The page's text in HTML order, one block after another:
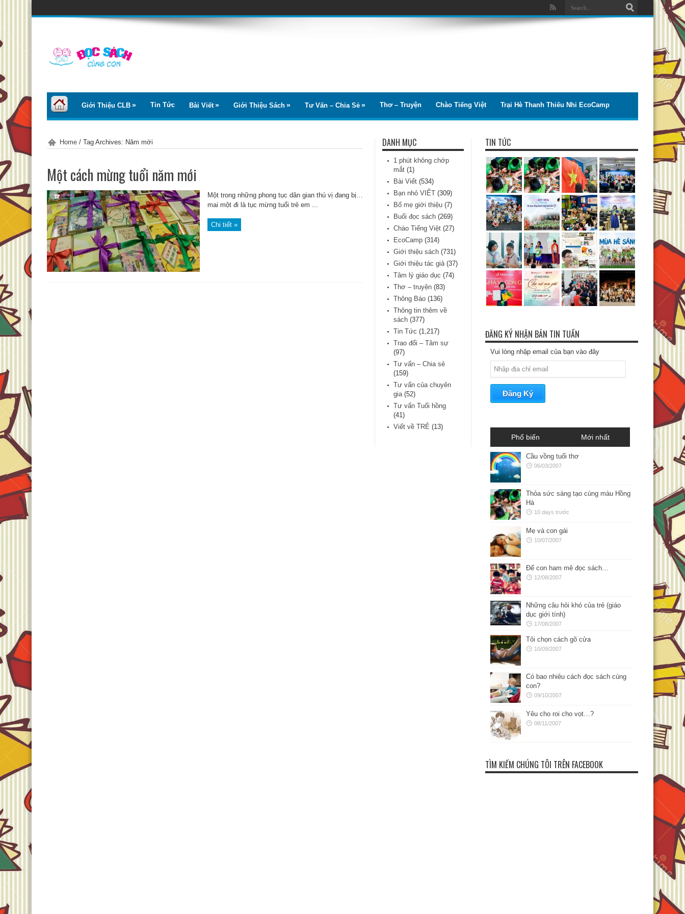
Giới Thiệu CLB Tin Tức Bài Viết Giới Thiệu Sách Tư Vấn – Chia Sẻ Thơ – Truyện Chào Tiếng Việt Trại Hè Thanh Thiếu Nhi EcoCamp
Home / Tag Archives: Năm mới
Một cách mừng tuổi năm mới
Một trong những phong tục dân gian thú vị đang bị…
mai một đi là tục mừng tuổi trẻ em ...
Chi tiết »
DANH MỤC
1 phút không chớp
mắt (1)
Bài Viết (534)
Bạn nhỏ VIẾT (309)
Bố mẹ giới thiệu (7)
Buổi đọc sách (269)
Chào Tiếng Việt (27)
EcoCamp (314)
Giới thiệu sách (731)
Giới thiệu tác giả(37)
Tâm lý giáo dục (74)
Thơ – truyện (83)
Thông Báo (136)
Thông tin thêm về
sách (377)
Tin Tức (1,217)
Trao đổi – Tâm sự
(97)
Tư vấn – Chia sẻ
(159)
Tư vấn của chuyên
gia(52)
Tư vấn Tuổi hồng
(41)
Viết về TRẺ (13)
TIN TỨC
ĐĂNG KÝ NHẬN BẢN TIN TUẦN
Vui lòng nhập email của bạn vào đây
Phổ biến Mới nhất
Cầu vồng tuổi thơ
06/03/2007
Thỏa sức sáng tạo cùng màu Hồng
Hà
10 days trước
Mẹ và con gái
10/07/2007
Để con ham mê đọc sách…
12/08/2007
Những câu hỏi khó của trẻ (giáo
dục giới tính)
17/08/2007
Tôi chọn cách gõ cửa
10/09/2007
Có bao nhiêu cách đọc sách cùng
con?
09/10/2007
Yêu cho roi cho vọt…?
08/11/2007
TÌM KIẾM CHÚNG TÔI TRÊN FACEBOOK